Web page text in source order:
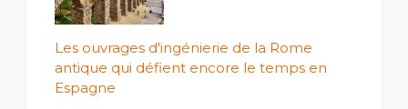
Les ouvrages d'ingénierie de la Rome
antique qui défient encore le temps en
Espagne